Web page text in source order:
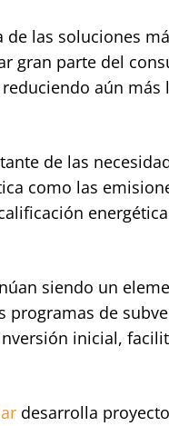
las soluciones
gran parte del
aún más
de las
como las
siendo un
de
inicial,
desarrolla